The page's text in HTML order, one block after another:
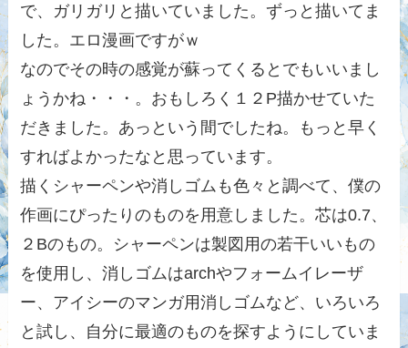
で、ガリガリと描いていました。ずっと描いてま
した。エロ漫画ですがｗ
なのでその時の感覚が蘇ってくるとでもいいまし
ょうかね・・・。おもしろく１２P描かせていた
だきました。あっという間でしたね。もっと早く
すればよかったなと思っています。
描くシャーペンや消しゴムも色々と調べて、僕の
作画にぴったりのものを用意しました。芯は0.7、
２Bのもの。シャーペンは製図用の若干いいもの
を使用し、消しゴムはarchやフォームイレーザ
ー、アイシーのマンガ用消しゴムなど、いろいろ
と試し、自分に最適のものを探すようにしていま